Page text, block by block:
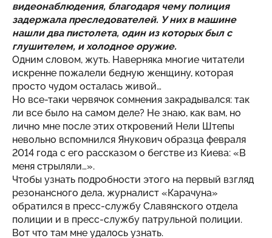
видеонаблюдения, благодаря чему полиция
задержала преследователей. У них в машине
нашли два пистолета, один из которых был с
глушителем, и холодное оружие.
Одним словом, жуть. Наверняка многие читатели
искренне пожалели бедную женщину, которая
просто чудом осталась живой…
Но все-таки червячок сомнения закрадывался: так
ли все было на самом деле? Не знаю, как вам, но
лично мне после этих откровений Нели Штепы
невольно вспомнился Янукович образца февраля
2014 года с его рассказом о бегстве из Киева: «В
меня стрыляли…».
Чтобы узнать подробности этого на первый взгляд
резонансного дела, журналист «Карачуна»
обратился в пресс-службу Славянского отдела
полиции и в пресс-службу патрульной полиции.
Вот что там мне удалось узнать.